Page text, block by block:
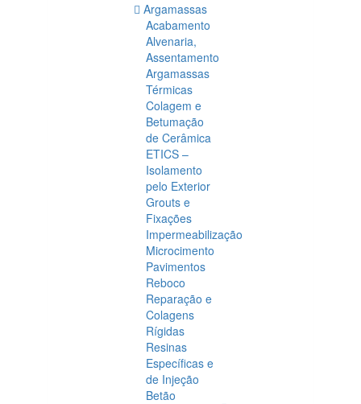
Argamassas
Acabamento
Alvenaria,
Assentamento
Argamassas
Térmicas
Colagem e
Betumação
de Cerâmica
ETICS –
Isolamento
pelo Exterior
Grouts e
Fixações
Impermeabilização
Microcimento
Pavimentos
Reboco
Reparação e
Colagens
Rígidas
Resinas
Específicas e
de Injeção
Betão